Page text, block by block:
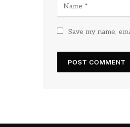
Save my name,